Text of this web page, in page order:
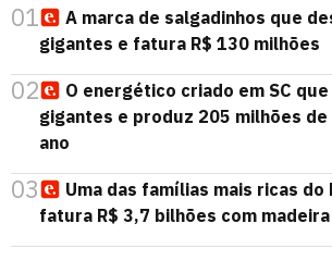
01
A marca de salgadinhos que
gigantes e fatura R$ 130 milhões
02
O energético criado em SC
gigantes e produz 205 milhões
ano
03
Uma das famílias mais ricas do
fatura R$ 3,7 bilhões com madeira